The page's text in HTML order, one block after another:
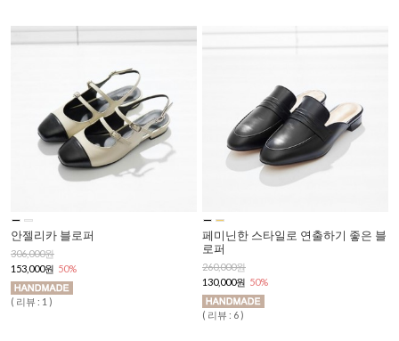
안젤리카 블로퍼
306,000원
153,000원 50%
( 리뷰 : 1 )
페미닌한 스타일로 연출하기 좋은 블
로퍼
260,000원
130,000원 50%
( 리뷰 : 6 )